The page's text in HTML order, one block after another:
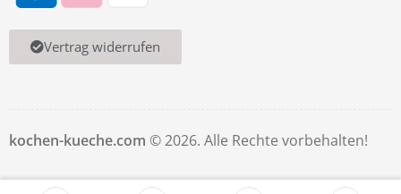
Vertrag widerrufen
kochen-kueche.com © 2026. Alle Rechte vorbehalten!